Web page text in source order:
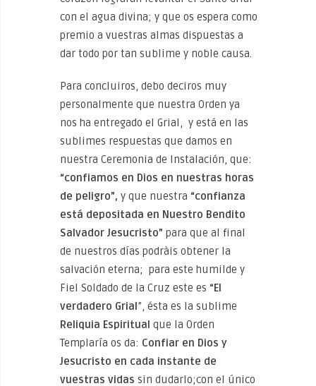
con el agua divina; y que os espera como
premio a vuestras almas dispuestas a
dar todo por tan sublime y noble causa.
Para concluiros, debo deciros muy
personalmente que nuestra Orden ya
nos ha entregado el Grial, y está en las
sublimes respuestas que damos en
nuestra Ceremonia de Instalación, que:
“confiamos en Dios en nuestras horas
de peligro”, y que nuestra “confianza
está depositada en Nuestro Bendito
Salvador Jesucristo” para que al final
de nuestros días podràis obtener la
salvación eterna; para este humilde y
Fiel Soldado de la Cruz este es “El
verdadero Grial”, ésta es la sublime
Reliquia Espiritual que la Orden
Templaría os da: Confiar en Dios y
Jesucristo en cada instante de
vuestras vidas sin dudarlo;con el único